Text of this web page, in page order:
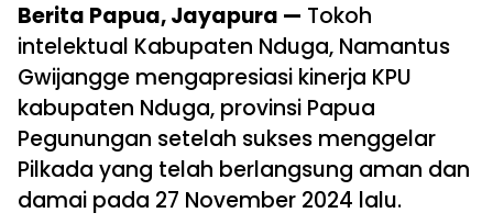
Berita Papua, Jayapura — Tokoh
intelektual Kabupaten Nduga, Namantus
Gwijangge mengapresiasi kinerja KPU
kabupaten Nduga, provinsi Papua
Pegunungan setelah sukses menggelar
Pilkada yang telah berlangsung aman dan
damai pada 27 November 2024 lalu.